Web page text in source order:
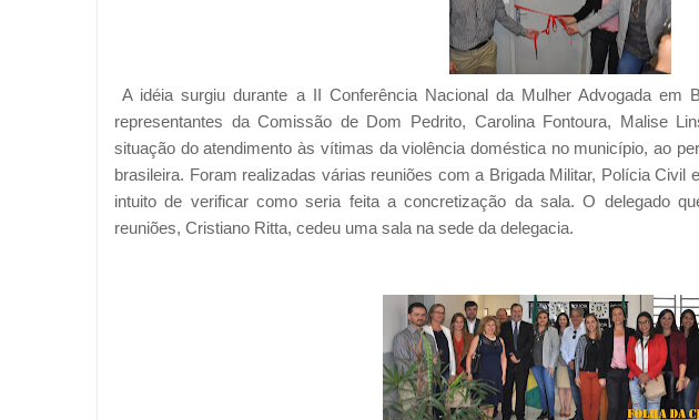
A idéia surgiu durante a II Conferência Nacional da Mulher Advogada em
representantes da Comissão de Dom Pedrito, Carolina Fontoura, Malise
situação do atendimento às vítimas da violência doméstica no município, ao
brasileira. Foram realizadas várias reuniões com a Brigada Militar, Polícia Civil
intuito de verificar como seria feita a concretização da sala. O delegado
reuniões, Cristiano Ritta, cedeu uma sala na sede da delegacia.